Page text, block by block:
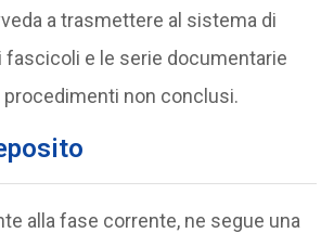
a trasmettere al sistema di
fascicoli e le serie documentarie
procedimenti non conclusi.
alla fase corrente, ne segue una